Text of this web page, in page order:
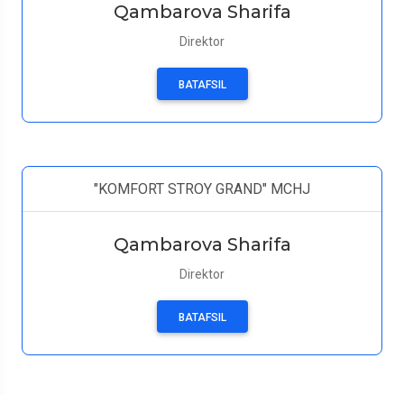
Qambarova Sharifa
Direktor
BATAFSIL
"KOMFORT STROY GRAND" MCHJ
Qambarova Sharifa
Direktor
BATAFSIL